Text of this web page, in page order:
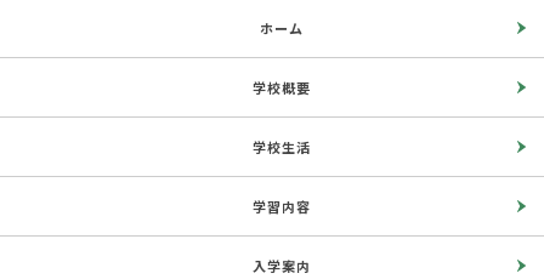
ホーム
学校概要
学校生活
学習内容
入学案内